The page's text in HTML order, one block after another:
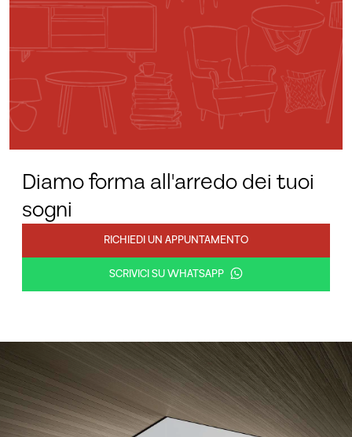
Diamo forma all'arredo dei tuoi
sogni
RICHIEDI UN APPUNTAMENTO
SCRIVICI SU WHATSAPP